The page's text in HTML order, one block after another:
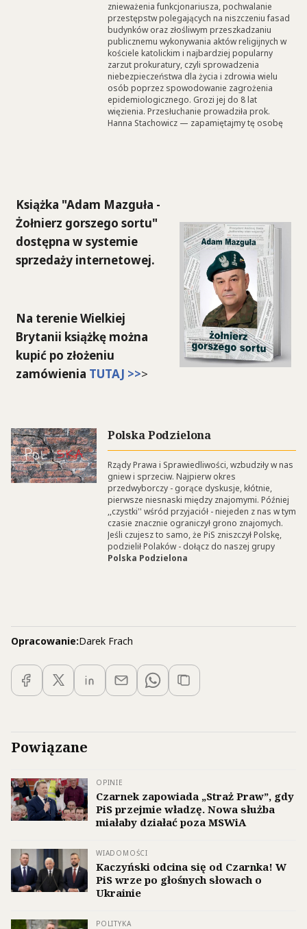
znieważenia funkcjonariusza, pochwalanie
przestępstw polegających na niszczeniu fasad
budynków oraz złośliwym przeszkadzaniu
publicznemu wykonywania aktów religijnych w
kościele katolickim i najbardziej popularny
zarzut prokuratury, czyli sprowadzenia
niebezpieczeństwa dla życia i zdrowia wielu
osób poprzez spowodowanie zagrożenia
epidemiologicznego. Grozi jej do 8 lat
więzienia. Przesłuchanie prowadziła prok.
Hanna Stachowicz — zapamiętajmy tę osobę
Książka "Adam Mazguła -
Żołnierz gorszego sortu"
dostępna w systemie
sprzedaży internetowej.
Na terenie Wielkiej
Brytanii książkę można
kupić po złożeniu
zamówienia TUTAJ >>>
Polska Podzielona
Rządy Prawa i Sprawiedliwości, wzbudziły w nas
gniew i sprzeciw. Najpierw okres
przedwyborczy - gorące dyskusje, kłótnie,
pierwsze niesnaski między znajomymi. Później
,,czystki'' wśród przyjaciół - niejeden z nas w tym
czasie znacznie ograniczył grono znajomych.
Jeśli czujesz to samo, że PiS zniszczył Polskę,
podzielił Polaków - dołącz do naszej grupy
Polska Podzielona
Opracowanie:Darek Frach
Powiązane
OPINIE
Czarnek zapowiada „Straż Praw”, gdy
PiS przejmie władzę. Nowa służba
miałaby działać poza MSWiA
WIADOMOŚCI
Kaczyński odcina się od Czarnka! W
PiS wrze po głośnych słowach o
Ukrainie
POLITYKA